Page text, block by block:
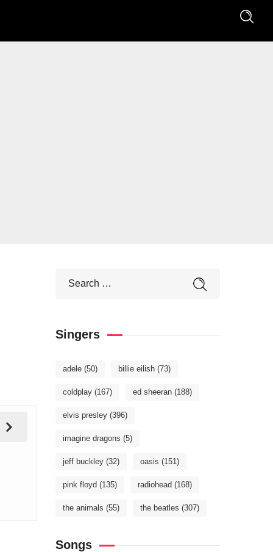
Singers
adele (50) billie eilish (73)
coldplay (167) ed sheeran (188)
elvis presley (396)
imagine dragons (5)
jeff buckley (32) oasis (151)
pink floyd (135) radiohead (168)
the animals (55) the beatles (307)
Songs